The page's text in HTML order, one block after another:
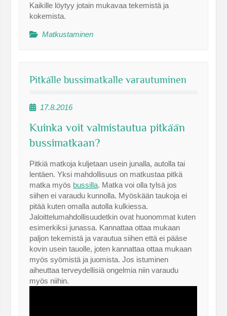
Kaikille löytyy jotain mukavaa tekemistä ja
kokemista.
Matkustaminen
Pitkälle bussimatkalle varautuminen
17.8.2016
Kuinka voit valmistautua pitkään
bussimatkaan?
Pitkiä matkoja kuljetaan usein junalla, autolla tai
lentäen. Yksi mahdollisuus on matkustaa pitkä
matka myös bussilla. Matka voi olla tylsä jos
siihen ei varaudu kunnolla. Myöskään taukoja ei
pitää kuten omalla autolla kulkiessa.
Jaloittelumahdollisuudetkin ovat huonommat kuten
esimerkiksi junassa. Kannattaa ottaa mukaan
paljon tekemistä ja varautua siihen että ei pääse
kovin usein tauolle, joten kannattaa ottaa mukaan
myös syömistä ja juomista. Jos istuminen
aiheuttaa terveydellisiä ongelmia niin varaudu
myös niihin.